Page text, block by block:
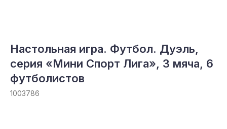
Настольная игра. Футбол. Дуэль,
серия «Мини Спорт Лига», 3 мяча, 6
футболистов
1003786